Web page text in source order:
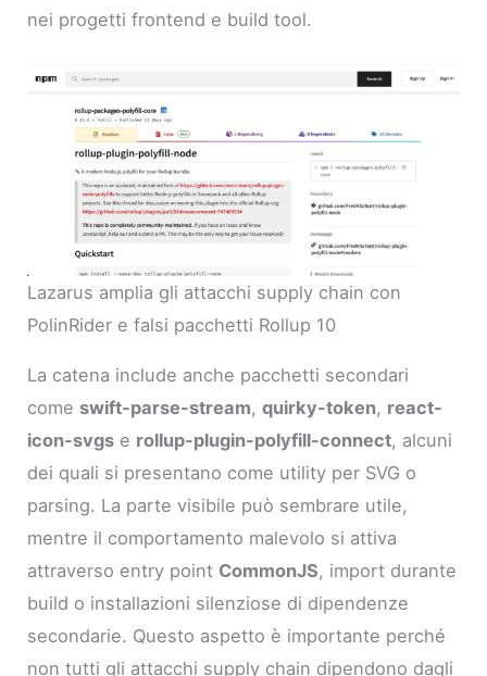
nei progetti frontend e build tool.
Lazarus amplia gli attacchi supply chain con
PolinRider e falsi pacchetti Rollup 10
La catena include anche pacchetti secondari
come swift-parse-stream,quirky-token, react-
icon-svgs e rollup-plugin-polyfill-connect, alcuni
dei quali si presentano come utility per SVG o
parsing. La parte visibile può sembrare utile,
mentre il comportamento malevolo si attiva
attraverso entry point CommonJS, import durante
build o installazioni silenziose di dipendenze
secondarie. Questo aspetto è importante perché
non tutti gli attacchi supply chain dipendono dagli